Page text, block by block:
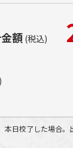
表面にインク
の美しさや、
ところも特長
額 (税込)
日校了した場合。